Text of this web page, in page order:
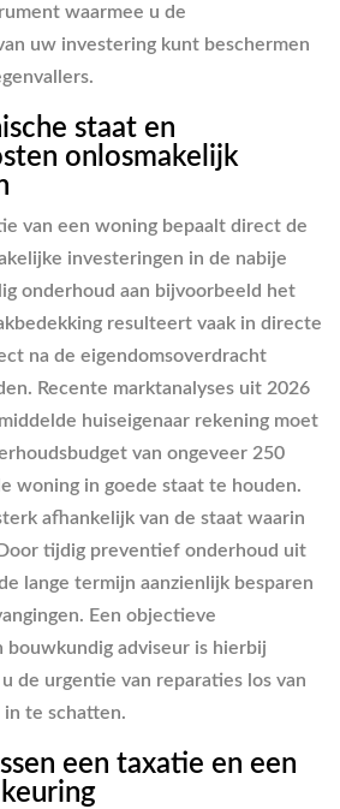
waarmee u de
uw investering kunt beschermen
staat en
onlosmakelijk
van een woning bepaalt direct de
investeringen in de nabije
onderhoud aan bijvoorbeeld het
resulteert vaak in directe
na de eigendomsoverdracht
Recente marktanalyses uit 2026
huiseigenaar rekening moet
van ongeveer 250
woning in goede staat te houden.
afhankelijk van de staat waarin
tijdig preventief onderhoud uit
lange termijn aanzienlijk besparen
Een objectieve
bouwkundig adviseur is hierbij
de urgentie van reparaties los van
te schatten.
een taxatie en een